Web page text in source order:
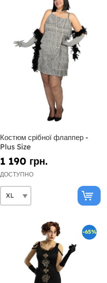
Костюм срібної флаппер -
Plus Size
1 190 грн.
ДОСТУПНО
-65%